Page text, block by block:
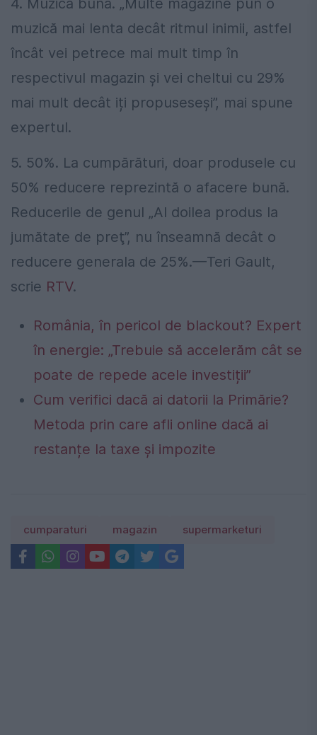
4. Muzica bună. „Multe magazine pun o
muzică mai lenta decât ritmul inimii, astfel
încât vei petrece mai mult timp în
respectivul magazin şi vei cheltui cu 29%
mai mult decât iți propuseseși”, mai spune
expertul.
5. 50%. La cumpărături, doar produsele cu
50% reducere reprezintă o afacere bună.
Reducerile de genul „Al doilea produs la
jumătate de preţ”, nu înseamnă decât o
reducere generala de 25%.—Teri Gault,
scrie RTV.
România, în pericol de blackout? Expert
în energie: „Trebuie să accelerăm cât se
poate de repede acele investiții”
Cum verifici dacă ai datorii la Primărie?
Metoda prin care afli online dacă ai
restanțe la taxe și impozite
cumparaturi magazin supermarketuri